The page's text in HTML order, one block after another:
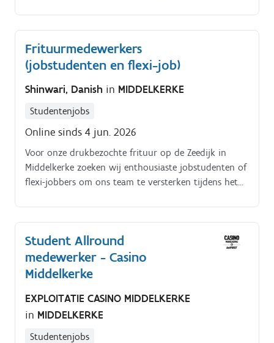
landschapstuinen. In het voorjaar vindt de aanleg
van de tuinen plaats, terwijl in het najaar het
onderhoud wordt uitgevoerd. Als JOBSTUDENT
TUINARBEIDER in MIDDELKERKE is dit jouw
laden en vertrekken naar de werf;Aanleggen en
onderhouden van tuinen;Aanplantingen
in teamverband op verplaatsing;Werken met flexibele
uurroosters.
Frituurmedewerkers
(jobstudenten en flexi-job)
Shinwari, Danish in MIDDELKERKE
Studentenjobs
Online sinds 4 jun. 2026
Voor onze drukbezochte frituur op de Zeedijk in
Middelkerke zoeken wij enthousiaste jobstudenten of
flexi-jobbers om ons team te versterken tijdens het
goudgele frietjes en de lekkerste snacks af Je vult de
koelkasten aan zodat we nooit zonder koude
drankjes zitten Je helpt mee om de tafels af te
ruimen en de zaak netjes te houden.
Student Allround
medewerker - Casino
Middelkerke
EXPLOITATIE CASINO MIDDELKERKE
in MIDDELKERKE
Studentenjobs